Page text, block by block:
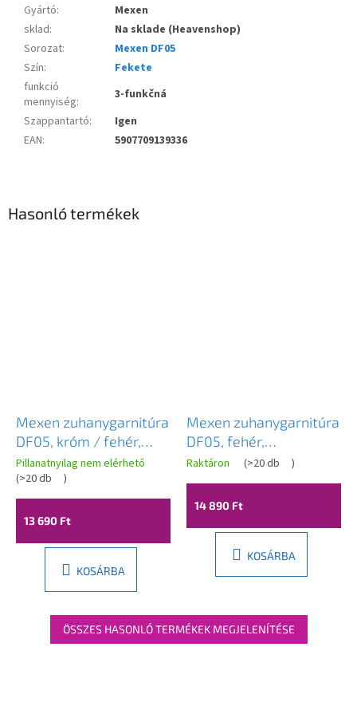
Gyártó:
Mexen
sklad:
Na sklade (Heavenshop)
Sorozat:
Mexen DF05
Szín:
Fekete
funkció
mennyiség:
3-funkčná
Szappantartó:
Igen
EAN: 5907709139336
Hasonló termékek
Mexen zuhanygarnitúra
DF05, króm / fehér,
785054582-00
Pillanatnyilag nem elérhető
(>20 db )
13 690 Ft
KOSÁRBA
Mexen zuhanygarnitúra
DF05, fehér,
785054582-20
Raktáron (>20 db )
14 890 Ft
KOSÁRBA
ÖSSZES HASONLÓ TERMÉKEK MEGJELENÍTÉSE